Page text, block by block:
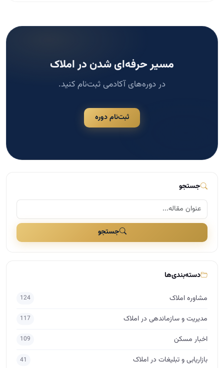
مسیر حرفه‌ای شدن در املاک
در دوره‌های آکادمی ثبت‌نام کنید.
ثبت‌نام دوره
جستجو
جستجو
دسته‌بندی‌ها
مشاوره املاک 124
مدیریت و سازماندهی در املاک 117
اخبار مسکن 109
بازاریابی و تبلیغات در املاک 41